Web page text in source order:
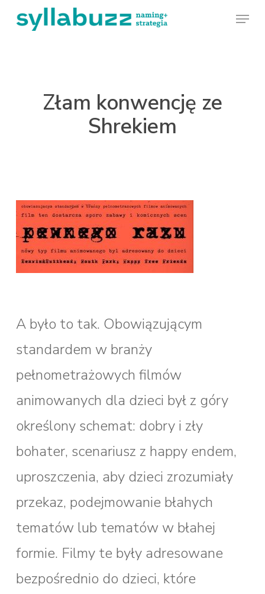
Skip
Menu
Złam konwencję ze
Shrekiem
A było to tak. Obowiązującym
standardem w branży
pełnometrażowych filmów
animowanych dla dzieci był z góry
określony schemat: dobry i zły
bohater, scenariusz z happy endem,
uproszczenia, aby dzieci zrozumiały
przekaz, podejmowanie błahych
tematów lub tematów w błahej
formie. Filmy te były adresowane
bezpośrednio do dzieci, które